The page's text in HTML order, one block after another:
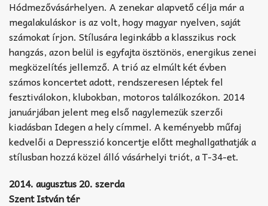
Hódmezővásárhelyen. A zenekar alapvető célja már a
megalakuláskor is az volt, hogy magyar nyelven, saját
számokat írjon. Stílusára leginkább a klasszikus rock
hangzás, azon belül is egyfajta ösztönös, energikus zenei
megközelítés jellemző. A trió az elmúlt két évben
számos koncertet adott, rendszeresen léptek fel
fesztiválokon, klubokban, motoros találkozókon. 2014
januárjában jelent meg első nagylemezük szerzői
kiadásban Idegen a hely címmel. A keményebb műfaj
kedvelői a Depresszió koncertje előtt meghallgathatják a
stílusban hozzá közel álló vásárhelyi triót, a T-34-et.
2014. augusztus 20. szerda
Szent István tér